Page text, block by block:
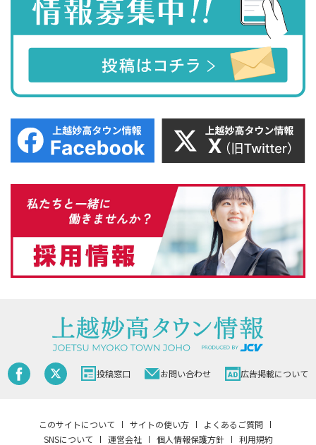
投稿窓口 お問い合わせ 広告掲載について
このサイトについて サイトの使い方
よくあるご質問
SNSについて
運営会社 個人情報保護方針 利用規約